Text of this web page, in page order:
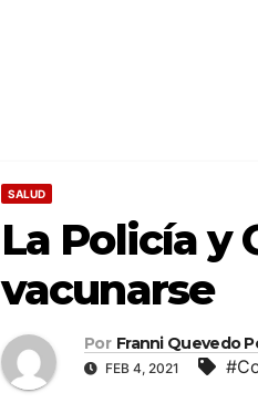
SALUD
La Policía y
vacunarse
Por Franni Quevedo
FEB 4, 2021